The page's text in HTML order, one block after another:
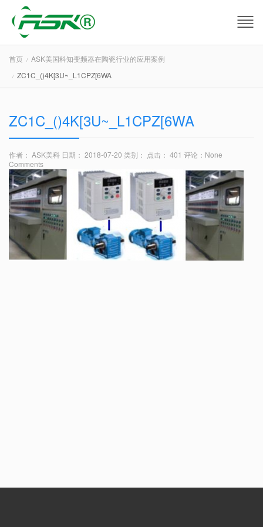
首页
ASK美国科知变频器在陶瓷行业的应用案例
ZC1C_()4K[3U~_L1CPZ[6WA
ZC1C_()4K[3U~_L1CPZ[6WA
作者： ASK美科 日期： 2018-07-20 类别： 点击： 401 评论： None
Comments